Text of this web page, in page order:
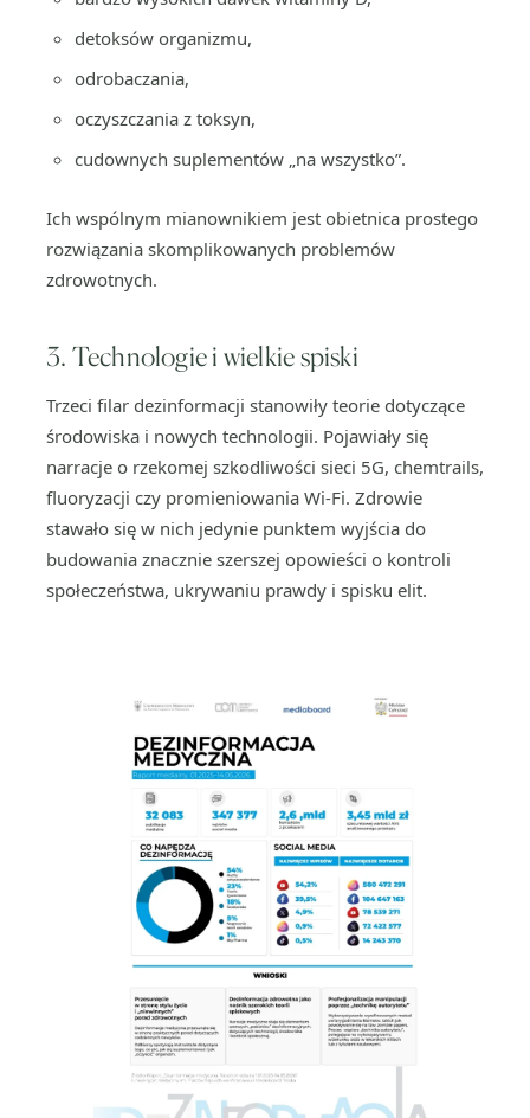
detoksów organizmu,
odrobaczania,
oczyszczania z toksyn,
cudownych suplementów „na wszystko”.
Ich wspólnym mianownikiem jest obietnica prostego
rozwiązania skomplikowanych problemów
zdrowotnych.
3. Technologie i wielkie spiski
Trzeci filar dezinformacji stanowiły teorie dotyczące
środowiska i nowych technologii. Pojawiały się
narracje o rzekomej szkodliwości sieci 5G, chemtrails,
fluoryzacji czy promieniowania Wi-Fi. Zdrowie
stawało się w nich jedynie punktem wyjścia do
budowania znacznie szerszej opowieści o kontroli
społeczeństwa, ukrywaniu prawdy i spisku elit.